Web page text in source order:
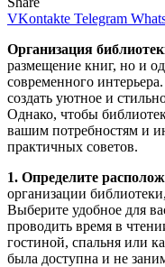
VKontakte Telegram
Организация
размещение книг, но и
современного
создать уютное и
Однако, чтобы
вашим потребностям и
практичных советов.
1. Определите
организации
Выберите удобное для
проводить время в
гостиной, спальня или
была доступна и не